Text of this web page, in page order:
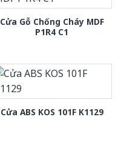
Cửa Gỗ Chống Cháy MDF
P1R4 C1
Cửa ABS KOS 101F K1129